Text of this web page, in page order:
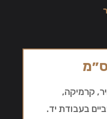
קרמיקה,
בעבודת יד.